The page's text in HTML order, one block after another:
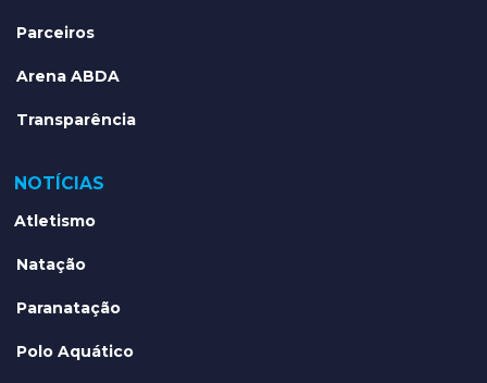
Parceiros
Arena ABDA
Transparência
NOTÍCIAS
Atletismo
Natação
Paranatação
Polo Aquático